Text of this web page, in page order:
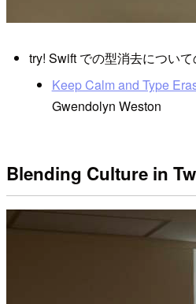
try! Swift での型消去につい
Keep Calm and Type
Gwendolyn Weston
Blending Culture in